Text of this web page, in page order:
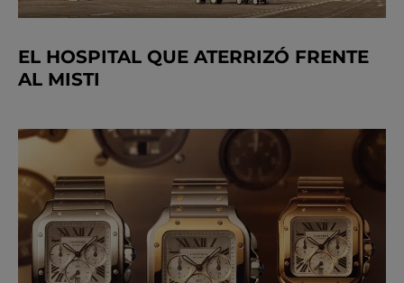
EL HOSPITAL QUE ATERRIZÓ FRENTE
AL MISTI